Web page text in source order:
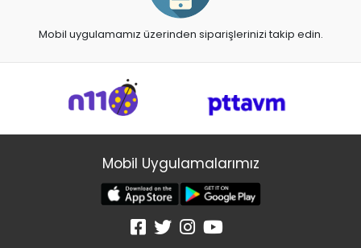
Mobil uygulamamız üzerinden siparişlerinizi takip edin.
Mobil Uygulamalarımız